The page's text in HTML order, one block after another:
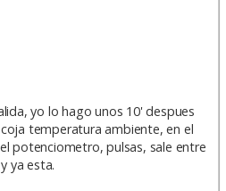
yo lo hago unos 10' despues
temperatura ambiente, en el
potenciometro, pulsas, sale entre
ya esta.